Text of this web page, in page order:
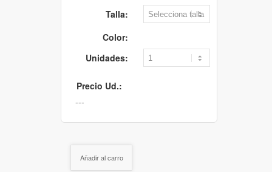
Talla:
Color:
Unidades:
Precio Ud.:
Añadir al carro